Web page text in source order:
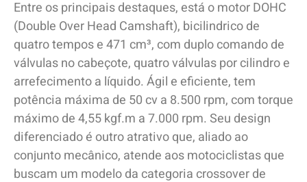
Entre os principais destaques, está o motor DOHC
(Double Over Head Camshaft), bicilindrico de
quatro tempos e 471 cm³, com duplo comando de
válvulas no cabeçote, quatro válvulas por cilindro e
arrefecimento a líquido. Ágil e eficiente, tem
potência máxima de 50 cv a 8.500 rpm, com torque
máximo de 4,55 kgf.m a 7.000 rpm. Seu design
diferenciado é outro atrativo que, aliado ao
conjunto mecânico, atende aos motociclistas que
buscam um modelo da categoria crossover de